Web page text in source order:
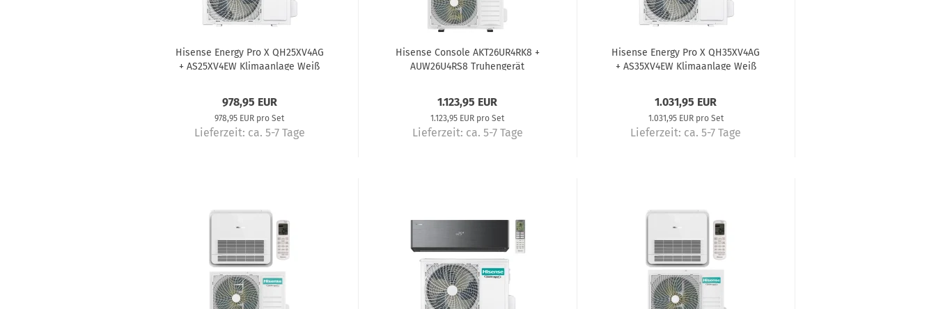
Hisense Energy Pro X QH25XV4AG
+ AS25XV4EW Klimaanlage Weiß
978,95 EUR
978,95 EUR pro Set
Lieferzeit: ca. 5-7 Tage
Hisense Console AKT26UR4RK8 +
AUW26U4RS8 Truhengerät
1.123,95 EUR
1.123,95 EUR pro Set
Lieferzeit: ca. 5-7 Tage
Hisense Energy Pro X QH35XV4AG
+ AS35XV4EW Klimaanlage Weiß
1.031,95 EUR
1.031,95 EUR pro Set
Lieferzeit: ca. 5-7 Tage